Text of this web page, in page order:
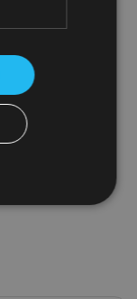
Weiterlesen